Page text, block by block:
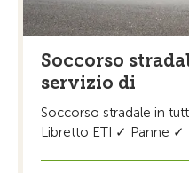
Soccorso
servizio di
Soccorso stradale in
Libretto ETI ✓ Panne